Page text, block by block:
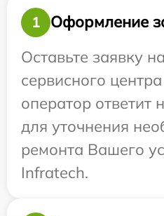
1
Оформление
Оставьте заявку
сервисного
оператор ответит
для уточнения
ремонта Вашего
Infratech.